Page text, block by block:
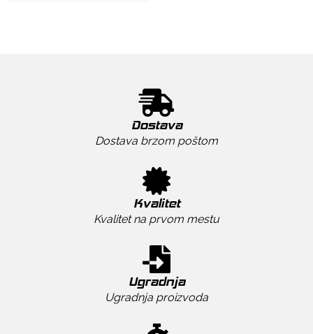
Dostava
Dostava brzom poštom
Kvalitet
Kvalitet na prvom mestu
Ugradnja
Ugradnja proizvoda